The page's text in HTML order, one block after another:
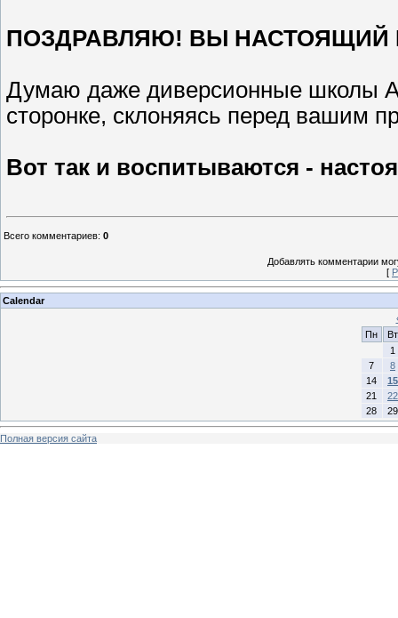
ПОЗДРАВЛЯЮ! ВЫ НАСТОЯЩИЙ
Думаю даже диверсионные школы
сторонке, склоняясь перед вашим
Вот так и воспитываются -
Всего комментариев: 0
Добавлять комментарии
[
Calendar
Пн
Вт
1
7
8
14
15
21
22
28
29
Полная версия сайта